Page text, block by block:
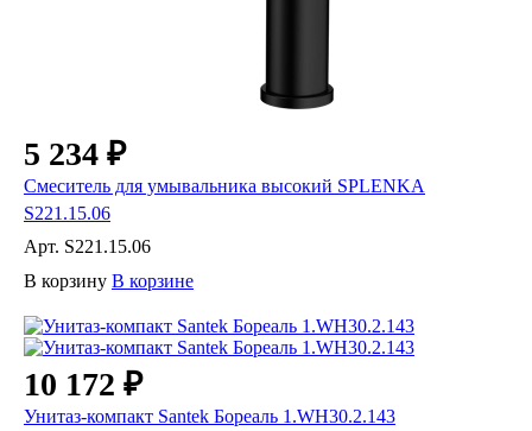
5 234 ₽
Смеситель для умывальника высокий SPLENKA
S221.15.06
Арт. S221.15.06
В корзину В корзине
10 172 ₽
Унитаз-компакт Santek Бореаль 1.WH30.2.143